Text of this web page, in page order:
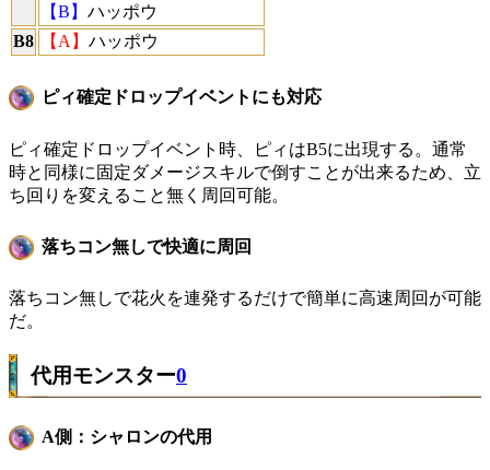
【B】 ハッポウ
B8
【A】 ハッポウ
ピィ確定ドロップイベントにも対応
ピィ確定ドロップイベント時、ピィはB5に出現する。通常
時と同様に固定ダメージスキルで倒すことが出来るため、立
ち回りを変えること無く周回可能。
落ちコン無しで快適に周回
落ちコン無しで花火を連発するだけで簡単に高速周回が可能
だ。
代用モンスター0
A側：シャロンの代用